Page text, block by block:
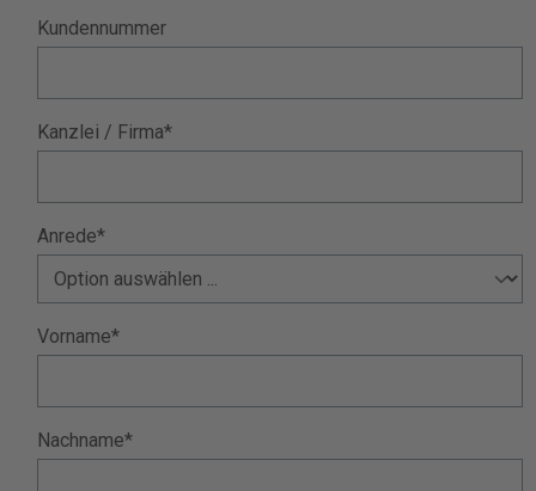
Kundennummer
Kanzlei / Firma*
Anrede*
Vorname*
Nachname*